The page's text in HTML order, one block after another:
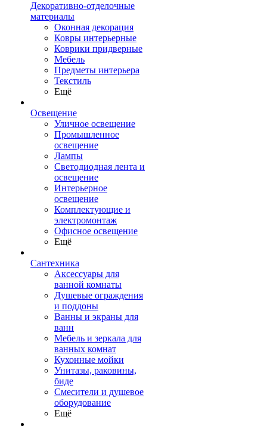
Декоративно-отделочные
материалы
Оконная декорация
Ковры интерьерные
Коврики придверные
Мебель
Предметы интерьера
Текстиль
Ещё
Освещение
Уличное освещение
Промышленное
освещение
Лампы
Светодиодная лента и
освещение
Интерьерное
освещение
Комплектующие и
электромонтаж
Офисное освещение
Ещё
Сантехника
Аксессуары для
ванной комнаты
Душевые ограждения
и поддоны
Ванны и экраны для
ванн
Мебель и зеркала для
ванных комнат
Кухонные мойки
Унитазы, раковины,
биде
Смесители и душевое
оборудование
Ещё